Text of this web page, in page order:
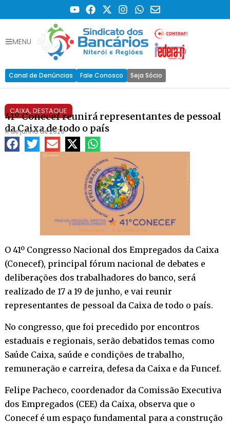
MENU
Canal de Denúncias Fale Conosco Seja Sócio
CAIXA, DESTAQUE
41º Conecef reunirá representantes de pessoal
da Caixa de todo o país
11 de junho de 2026
O 41º Congresso Nacional dos Empregados da Caixa
(Conecef), principal fórum nacional de debates e
deliberações dos trabalhadores do banco, será
realizado de 17 a 19 de junho, e vai reunir
representantes de pessoal da Caixa de todo o país.
No congresso, que foi precedido por encontros
estaduais e regionais, serão debatidos temas como
Saúde Caixa, saúde e condições de trabalho,
remuneração e carreira, defesa da Caixa e da Funcef.
Felipe Pacheco, coordenador da Comissão Executiva
dos Empregados (CEE) da Caixa, observa que o
Conecef é um espaço fundamental para a construção